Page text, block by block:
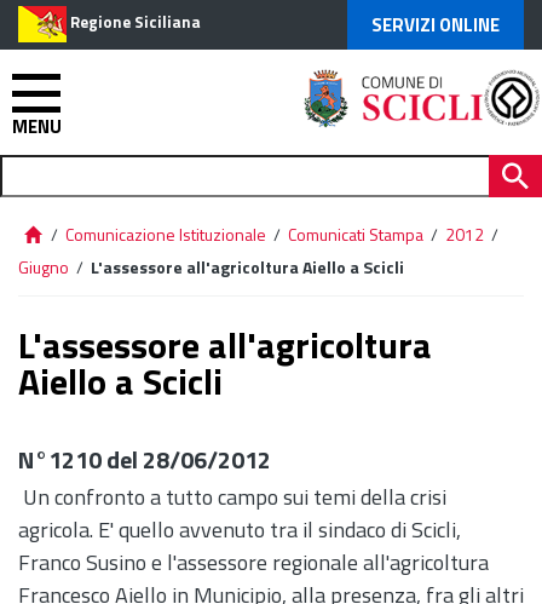
Regione Siciliana SERVIZI ONLINE
MENU
/ Comunicazione Istituzionale / Comunicati Stampa / 2012 /
Giugno / L'assessore all'agricoltura Aiello a Scicli
L'assessore all'agricoltura
Aiello a Scicli
N°1210 del 28/06/2012
Un confronto a tutto campo sui temi della crisi
agricola. E' quello avvenuto tra il sindaco di Scicli,
Franco Susino e l'assessore regionale all'agricoltura
Francesco Aiello in Municipio, alla presenza, fra gli altri